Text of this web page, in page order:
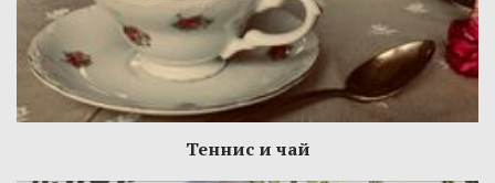
Теннис и чай